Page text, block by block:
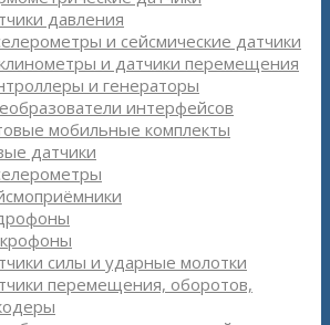
давления
и сейсмические датчики
и датчики перемещения
и генераторы
интерфейсов
мобильные комплекты
датчики
силы и ударные молотки
перемещения, оборотов,